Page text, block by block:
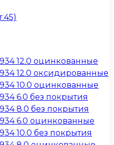
12.0 оцинкованные
12.0 оксидированные
10.0 оцинкованные
6.0 без покрытия
8.0 без покрытия
6.0 оцинкованные
10.0 без покрытия